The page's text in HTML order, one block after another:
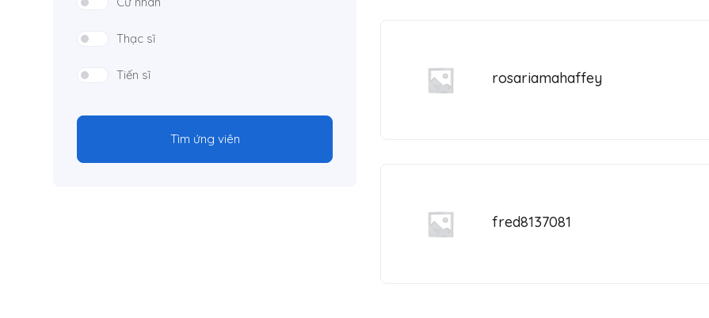
Thạc sĩ
Tiến sĩ
Tìm ứng viên
rosariamahaffey
fred8137081